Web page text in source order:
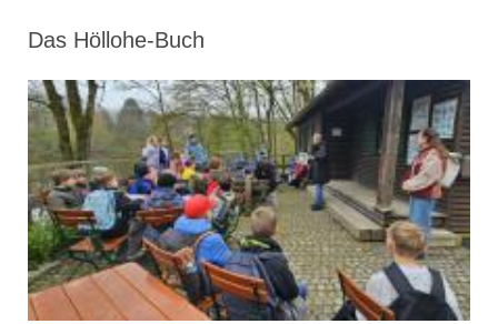
Das Höllohe-Buch